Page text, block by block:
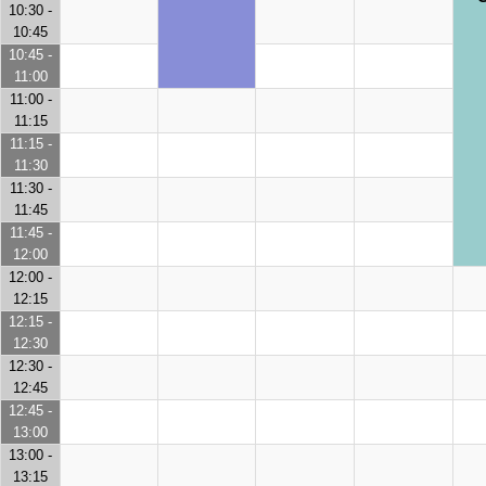
10:30 -
10:45
10:45 -
11:00
11:00 -
11:15
11:15 -
11:30
11:30 -
11:45
11:45 -
12:00
12:00 -
12:15
12:15 -
12:30
12:30 -
12:45
12:45 -
13:00
13:00 -
13:15